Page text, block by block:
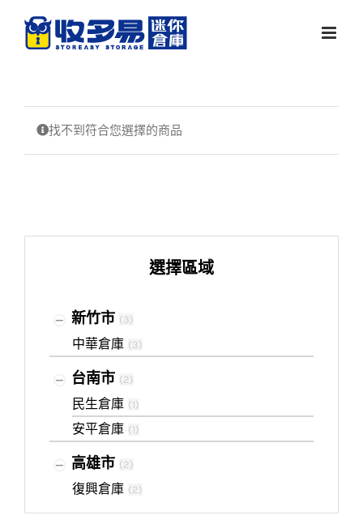
找不到符合您選擇的商品
選擇區域
新竹市 (3)
中華倉庫 (3)
台南市 (2)
民生倉庫 (1)
安平倉庫 (1)
高雄市 (2)
復興倉庫 (2)